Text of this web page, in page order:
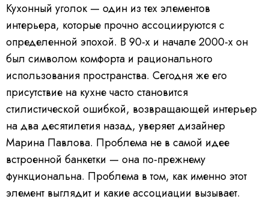
Кухонный уголок — один из тех элементов
интерьера, которые прочно ассоциируются с
определенной эпохой. В 90-х и начале 2000-х он
был символом комфорта и рационального
использования пространства. Сегодня же его
присутствие на кухне часто становится
стилистической ошибкой, возвращающей интерьер
на два десятилетия назад, уверяет дизайнер
Марина Павлова. Проблема не в самой идее
встроенной банкетки — она по-прежнему
функциональна. Проблема в том, как именно этот
элемент выглядит и какие ассоциации вызывает.